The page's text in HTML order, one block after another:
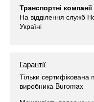
Транспортні компанії
На відділення служб
Україні
Гарантії
Тільки сертифікована
виробника Buromax